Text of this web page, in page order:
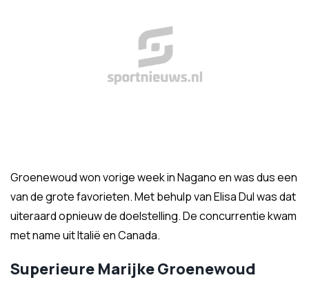
Groenewoud won vorige week in Nagano en was dus een
van de grote favorieten. Met behulp van Elisa Dul was dat
uiteraard opnieuw de doelstelling. De concurrentie kwam
met name uit Italië en Canada.
Superieure Marijke Groenewoud